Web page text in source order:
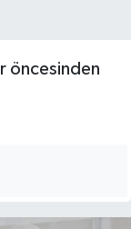
öncesinden